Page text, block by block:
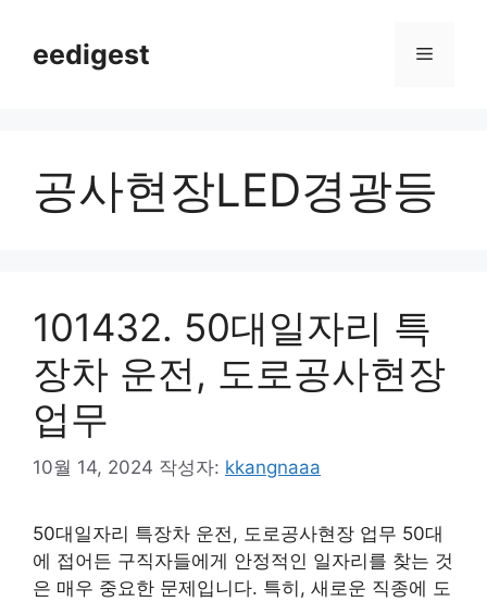
eedigest 메
공사현장LED경광등
101432. 50대일자리 특
장차 운전, 도로공사현장
업무
10월 14, 2024 작성자: kkangnaaa
50대일자리 특장차 운전, 도로공사현장 업무 50대
에 접어든 구직자들에게 안정적인 일자리를 찾는 것
은 매우 중요한 문제입니다. 특히, 새로운 직종에 도